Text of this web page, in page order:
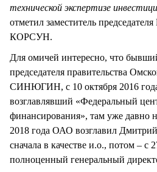
технической экспертизе
отметил заместитель
КОРСУН.
Для омичей интересно, что
председателя правительства
СИНЮГИН, с 10 октября 2016
возглавлявший «Федеральный
финансирования», там уже давно
2018 года ОАО возглавил
сначала в качестве и.о., потом – с
полноценный генеральный